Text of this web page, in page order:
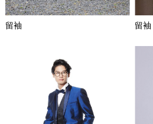
留袖 留袖